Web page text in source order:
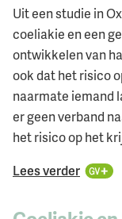
Uit een studie in
coeliakie en een
ontwikkelen van
ook dat het risico
naarmate iemand
er geen verband
het risico op het
Lees verder